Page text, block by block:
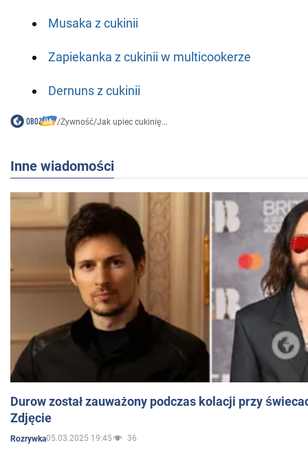
Musaka z cukinii
Zapiekanka z cukinii w multicookerze
Dernuns z cukinii
/Żywność/Jak upiec cukinię...
Inne wiadomości
Durow został zauważony podczas kolacji przy
Zdjęcie
Rozrywka05.03.2025 19:45 36